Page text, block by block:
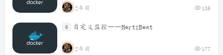
2年前 186
6 自定义监控——HertzBeat
2年前 177